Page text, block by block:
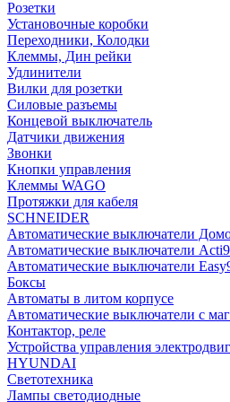
Розетки
Установочные коробки
Переходники, Колодки
Клеммы, Дин рейки
Удлинители
Вилки для розетки
Силовые разъемы
Концевой выключатель
Датчики движения
Звонки
Кнопки управления
Клеммы WAGO
Протяжки для кабеля
SCHNEIDER
Автоматические выключатели
Автоматические выключатели Acti9
Автоматические выключатели
Боксы
Автоматы в литом корпусе
Автоматические выключатели с
Контактор, реле
Устройства управления
HYUNDAI
Светотехника
Лампы светодиодные